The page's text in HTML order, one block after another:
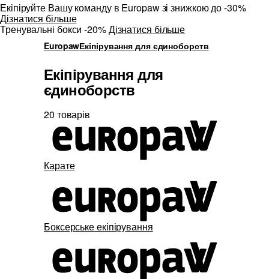
Екіпіруйте Вашу команду в Europaw зі знижкою до -30%
Дізнатися більше
Тренувальні бокси -20%Дізнатися більше
EuropawЕкіпірування для єдиноборств
Екіпірування для
єдиноборств
20 товарів
Карате
Боксерське екіпірування